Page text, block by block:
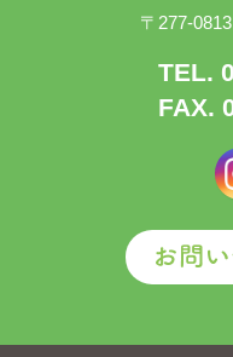
〒277-
TEL.
FAX.